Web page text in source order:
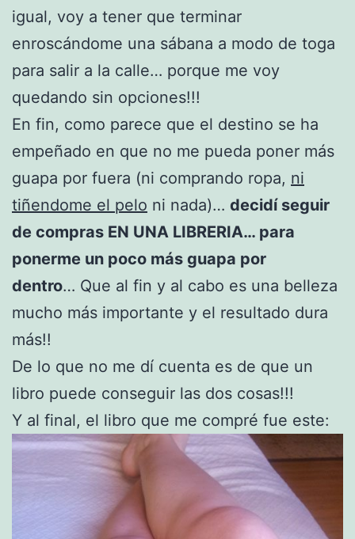
igual, voy a tener que terminar
enroscándome una sábana a modo de toga
para salir a la calle… porque me voy
quedando sin opciones!!!
En fin, como parece que el destino se ha
empeñado en que no me pueda poner más
guapa por fuera (ni comprando ropa, ni
tiñendome el pelo ni nada)… decidí seguir
de compras EN UNA LIBRERIA… para
ponerme un poco más guapa por
dentro… Que al fin y al cabo es una belleza
mucho más importante y el resultado dura
más!!
De lo que no me dí cuenta es de que un
libro puede conseguir las dos cosas!!!
Y al final, el libro que me compré fue este: